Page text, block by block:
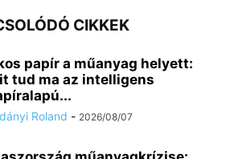
CIKKEK
papír a műanyag helyett:
tud ma az intelligens
Roland - 2026/08/07